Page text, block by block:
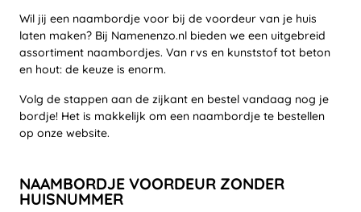
Wil jij een naambordje voor bij de voordeur van je huis
laten maken? Bij Namenenzo.nl bieden we een uitgebreid
assortiment naambordjes. Van rvs en kunststof tot beton
en hout: de keuze is enorm.
Volg de stappen aan de zijkant en bestel vandaag nog je
bordje! Het is makkelijk om een naambordje te bestellen
op onze website.
NAAMBORDJE VOORDEUR ZONDER
HUISNUMMER